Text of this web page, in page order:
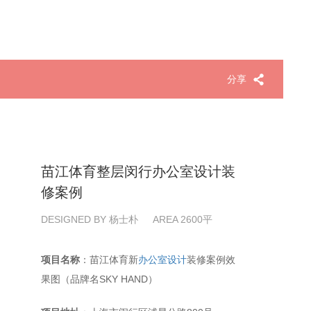
分享
苗江体育整层闵行办公室设计装
修案例
DESIGNED BY 杨士朴 AREA 2600平
项目名称：苗江体育新办公室设计装修案例效
果图（品牌名SKY HAND）